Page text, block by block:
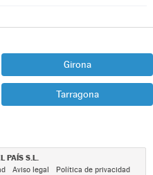
Girona
Tarragona
PAÍS S.L.
Aviso legal
Política de privacidad